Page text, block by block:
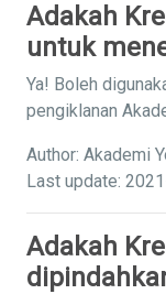
Adakah
untuk
Ya! Boleh
pengiklanan
Author: Akademi
Last update:
Adakah